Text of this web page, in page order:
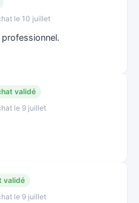
le 10 juillet
validé
le 9 juillet
validé
le 9 juillet